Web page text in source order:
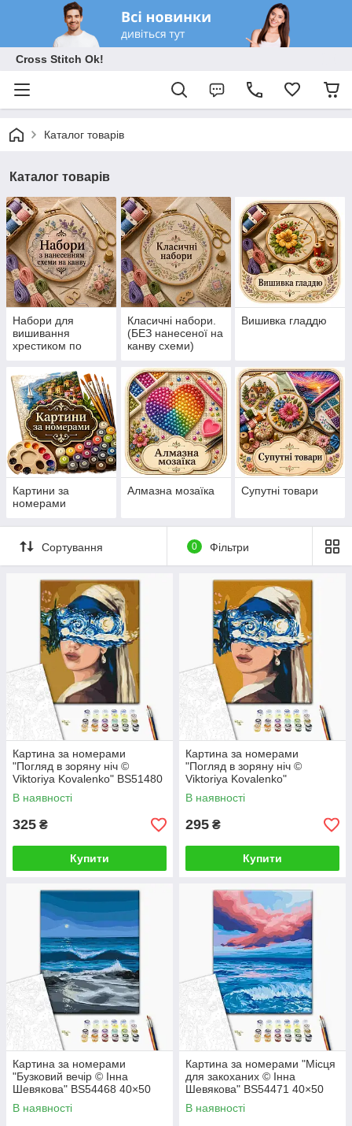
Cross Stitch Ok!
Каталог товарів
Каталог товарів
Набори для
вишивання
хрестиком по
канву схемі
Класичні набори.
(БЕЗ нанесеної на
канву схеми)
Вишивка гладдю
Картини за
номерами
Алмазна мозаїка Супутні товари
Сортування 0 Фільтри
Картина за номерами
"Погляд в зоряну ніч ©
Viktoriya Kovalenko" BS51480
40×50 см
В наявності
325 ₴
Купити
Картина за номерами
"Погляд в зоряну ніч ©
Viktoriya Kovalenko"
RBS51480 30×40 см
В наявності
295 ₴
Купити
Картина за номерами
"Бузковий вечір © Інна
Шевякова" BS54468 40×50
см
В наявності
Картина за номерами "Місця
для закоханих © Інна
Шевякова" BS54471 40×50
см
В наявності